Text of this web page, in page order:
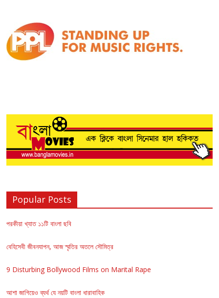
Popular Posts
পরকীয়া খ্যাত ১১টি বাংলা ছবি
বেহিসেবী জীবনযাপন, আজ স্মৃতির অতলে সৌমিত্র
9 Disturbing Bollywood Films on Marital Rape
আশা জাগিয়েও ব্যর্থ যে নয়টি বাংলা ধারাবাহিক